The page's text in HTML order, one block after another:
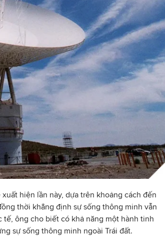
hiện lần này, dựa trên khoảng cách đến
thời khẳng định sự sống thông minh vẫn
ông cho biết có khả năng một hành tinh
sự sống thông minh ngoài Trái đất.